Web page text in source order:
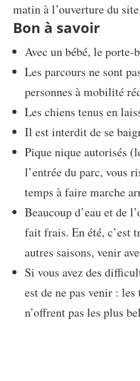
matin à l’ouverture du
Bon à savoir
Avec un bébé, le
Les parcours ne sont
personnes à mobilité
Les chiens tenus en
Il est interdit de se
Pique nique autorisés
l’entrée du parc, vous
temps à faire marche
Beaucoup d’eau et de
fait frais. En été, c’est
autres saisons, venir
Si vous avez des
est de ne pas venir :
n’offrent pas les plus